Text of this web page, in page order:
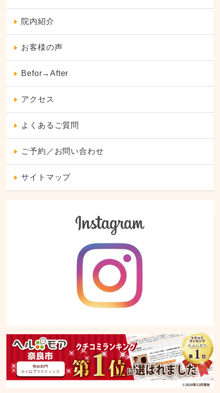
院内紹介
お客様の声
Befor→After
アクセス
よくあるご質問
ご予約／お問い合わせ
サイトマップ